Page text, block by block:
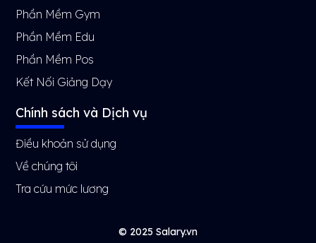
Phần Mềm Gym
Phần Mềm Edu
Phần Mềm Pos
Kết Nối Giảng Dạy
Chính sách và Dịch vụ
Điều khoản sử dụng
Về chúng tôi
Tra cứu mức lương
© 2025 Salary.vn